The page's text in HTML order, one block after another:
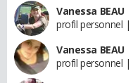
Vanessa BEAU
profil personnel |
Vanessa BEAU
profil personnel |